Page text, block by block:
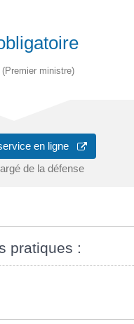
ministre)
en ligne
de la défense
pratiques :